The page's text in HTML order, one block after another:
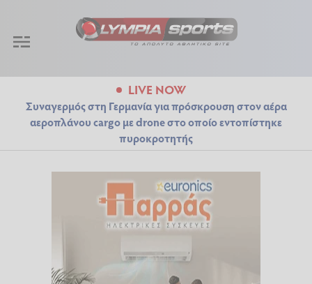
LIVE NOW
Συναγερμός στη Γερμανία για πρόσκρουση στον αέρα
αεροπλάνου cargo με drone στο οποίο εντοπίστηκε
πυροκροτητής